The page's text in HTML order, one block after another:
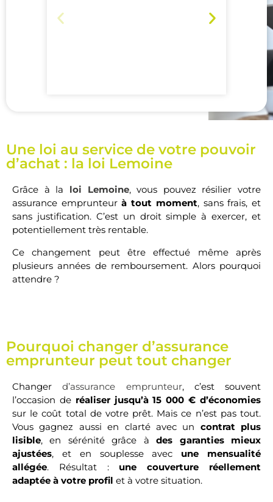
Une loi au service de votre pouvoir
d’achat : la loi Lemoine
Grâce à la loi Lemoine, vous pouvez résilier votre
assurance emprunteurà tout moment, sans frais, et
sans justification. C’est un droit simple à exercer, et
potentiellement très rentable.
Ce changement peut être effectué même après
plusieurs années de remboursement. Alors pourquoi
attendre ?
Pourquoi changer d’assurance
emprunteur peut tout changer
Changerd’assurance emprunteur, c’est souvent
l’occasion de réaliser jusqu’à 15 000 € d’économies
sur le coût total de votre prêt. Mais ce n’est pas tout.
Vous gagnez aussi en clarté avec un contrat plus
lisible, en sérénité grâce àdes garanties mieux
ajustées, et en souplesse avec une mensualité
allégée. Résultat : une couverture réellement
adaptée à votre profil et à votre situation.